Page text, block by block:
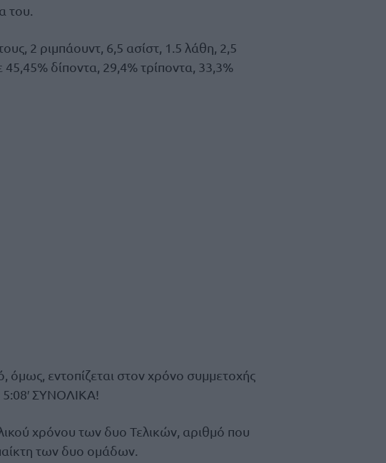
του.
2 ριμπάουντ, 6,5 ασίστ, 1.5 λάθη, 2,5
δίποντα, 29,4% τρίποντα, 33,3%
όμως, εντοπίζεται στον χρόνο συμμετοχής
5:08′ ΣΥΝΟΛΙΚΑ!
χρόνου των δυο Τελικών, αριθμό που
των δυο ομάδων.